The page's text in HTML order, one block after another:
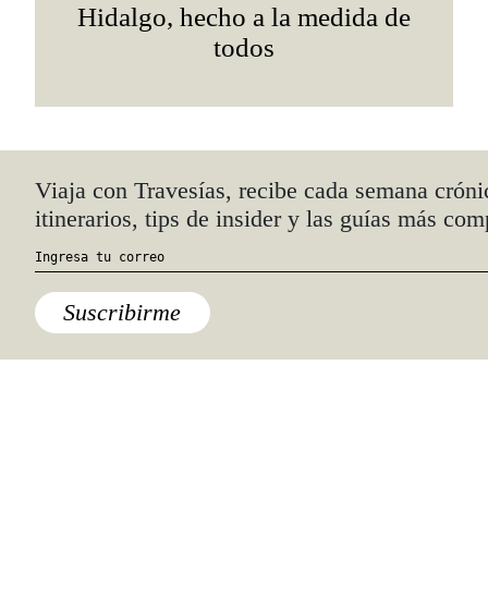
Hidalgo, hecho a la medida de
todos
Quiénes somos
Anúnciate con nosotros
hola@travesiasmedia.com